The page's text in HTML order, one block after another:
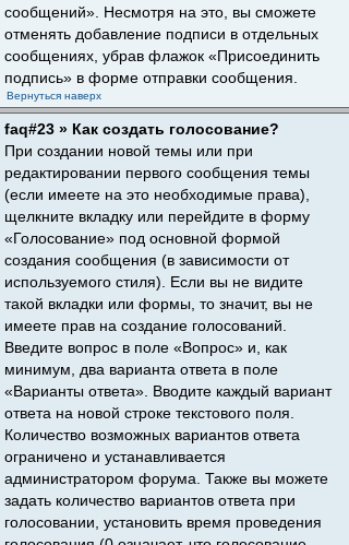
сообщений». Несмотря на это, вы сможете
отменять добавление подписи в отдельных
сообщениях, убрав флажок «Присоединить
подпись» в форме отправки сообщения.
Вернуться наверх
faq#23 » Как создать голосование?
При создании новой темы или при
редактировании первого сообщения темы
(если имеете на это необходимые права),
щелкните вкладку или перейдите в форму
«Голосование» под основной формой
создания сообщения (в зависимости от
используемого стиля). Если вы не видите
такой вкладки или формы, то значит, вы не
имеете прав на создание голосований.
Введите вопрос в поле «Вопрос» и, как
минимум, два варианта ответа в поле
«Варианты ответа». Вводите каждый вариант
ответа на новой строке текстового поля.
Количество возможных вариантов ответа
ограничено и устанавливается
администратором форума. Также вы можете
задать количество вариантов ответа при
голосовании, установить время проведения